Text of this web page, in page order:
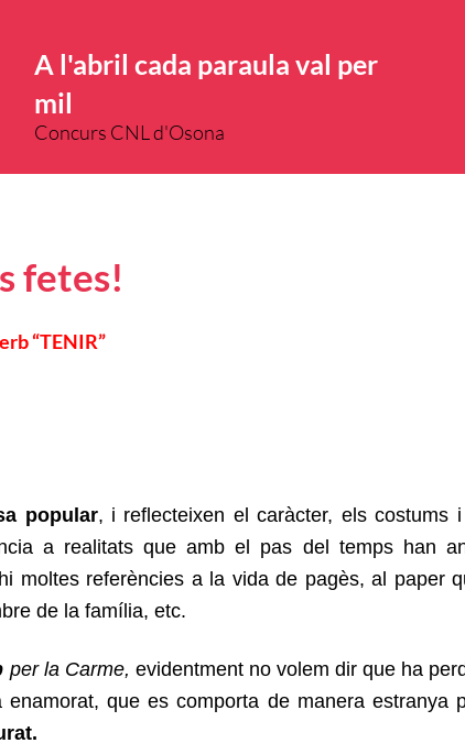
A l'abril cada paraula val per
mil
Concurs CNL d'Osona
fetes!
“TENIR”
popular, i reflecteixen el caràcter, els costums
a realitats que amb el pas del temps han
moltes referències a la vida de pagès, al paper
de la família, etc.
per la Carme, evidentment no volem dir que ha
que es comporta de manera estranya